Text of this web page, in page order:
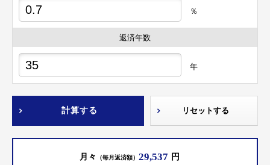
％
返済年数
年
計算する リセットする
月々 （毎月返済額） 29,537 円